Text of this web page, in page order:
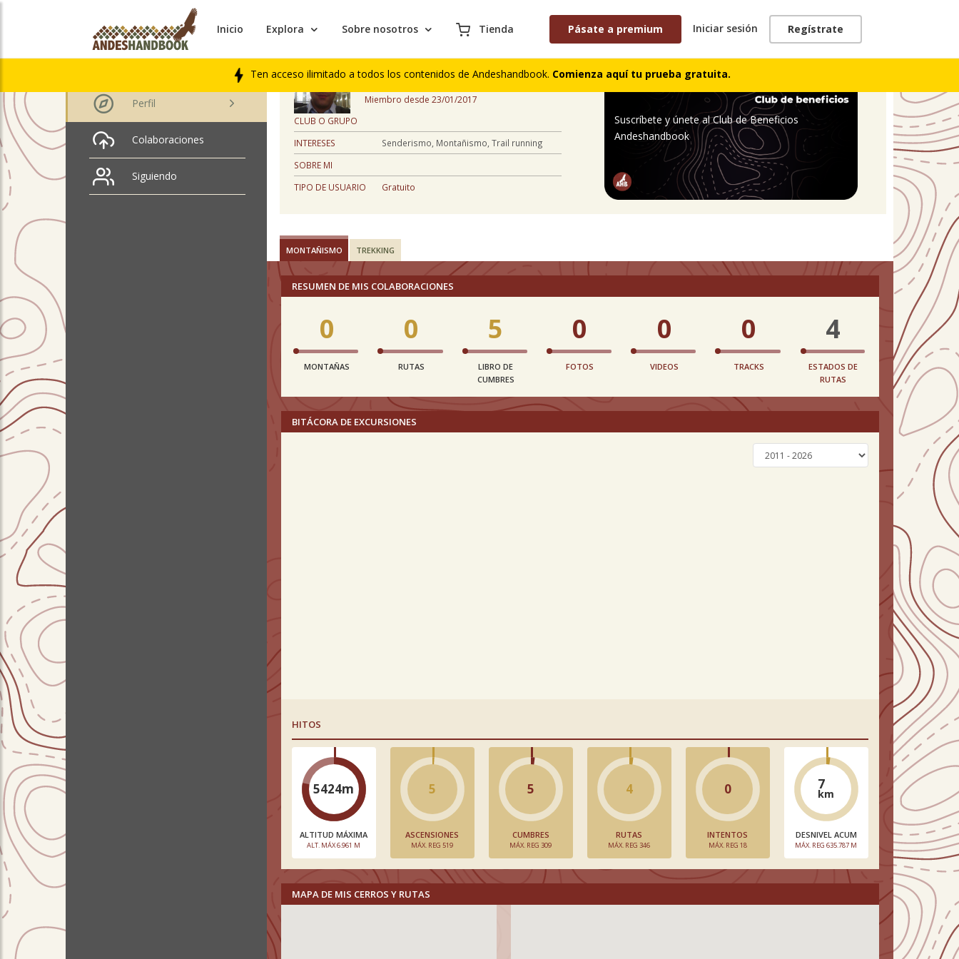
Inicio Explora Sobre nosotros Tienda Pásate a premium Iniciar sesión Regístrate
Ten acceso ilimitado a todos los contenidos de Andeshandbook. Comienza aquí tu prueba gratuita.
Jose Maria Cabrera
rodillo
Perfil
Colaboraciones
Siguiendo
PERFIL
Miembro desde 23/01/2017
CLUB O GRUPO
INTERESES
Senderismo, Montañismo, Trail running
SOBRE MI
TIPO DE USUARIO
Gratuito
Suscríbete y únete al Club de Beneficios
Andeshandbook
MONTAÑISMO TREKKING
RESUMEN DE MIS COLABORACIONES
0
MONTAÑAS
0
RUTAS
5
LIBRO DE
CUMBRES
0
FOTOS
0
VIDEOS
0
TRACKS
4
ESTADOS DE
RUTAS
BITÁCORA DE EXCURSIONES
HITOS
5424m
ALTITUD MÁXIMA
ALT. MÁX 6.961 M
5
ASCENSIONES
MÁX. REG 519
5
CUMBRES
MÁX. REG 309
4
RUTAS
MÁX. REG 346
0
INTENTOS
MÁX. REG 18
7
km
DESNIVEL ACUM
MÁX. REG 635.787 M
MAPA DE MIS CERROS Y RUTAS